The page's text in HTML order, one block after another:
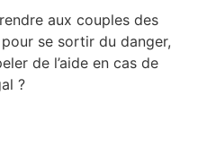
aux couples des
se sortir du danger,
de l’aide en cas de
?